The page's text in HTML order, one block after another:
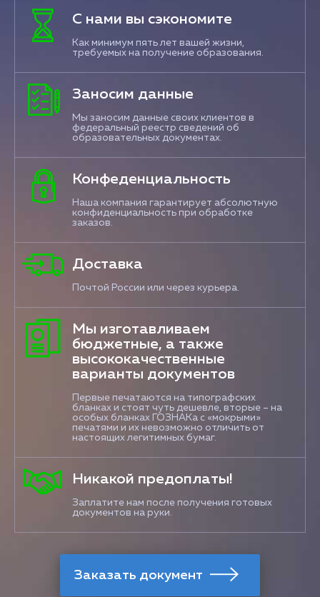
С нами вы сэкономите
Как минимум пять лет вашей жизни,
требуемых на получение образования.
Заносим данные
Мы заносим данные своих клиентов в
федеральный реестр сведений об
образовательных документах.
Конфеденциальность
Наша компания гарантирует абсолютную
конфиденциальность при обработке
заказов.
Доставка
Почтой России или через курьера.
Мы изготавливаем
бюджетные, а также
высококачественные
варианты документов
Первые печатаются на типографских
бланках и стоят чуть дешевле, вторые – на
особых бланках ГОЗНАКа с «мокрыми»
печатями и их невозможно отличить от
настоящих легитимных бумаг.
Никакой предоплаты!
Заплатите нам после получения готовых
документов на руки.